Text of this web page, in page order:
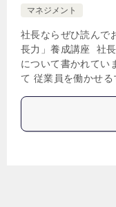
マネジメント
社長ならぜひ読んで
長力」養成講座 社長
について書かれて
て 従業員を働かせ